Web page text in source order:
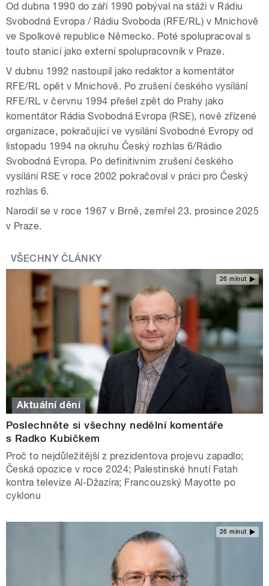
Od dubna 1990 do září 1990 pobýval na stáži v Rádiu
Svobodná Evropa / Rádiu Svoboda (RFE/RL) v Mnichově
ve Spolkové republice Německo. Poté spolupracoval s
touto stanicí jako externí spolupracovník v Praze.
V dubnu 1992 nastoupil jako redaktor a komentátor
RFE/RL opět v Mnichově. Po zrušení českého vysílání
RFE/RL v červnu 1994 přešel zpět do Prahy jako
komentátor Rádia Svobodná Evropa (RSE), nově zřízené
organizace, pokračující ve vysílání Svobodné Evropy od
listopadu 1994 na okruhu Český rozhlas 6/Rádio
Svobodná Evropa. Po definitivním zrušení českého
vysílání RSE v roce 2002 pokračoval v práci pro Český
rozhlas 6.
Narodil se v roce 1967 v Brně, zemřel 23. prosince 2025
v Praze.
VŠECHNY ČLÁNKY
26 minut
Aktuální dění
Poslechněte si všechny nedělní komentáře
s Radko Kubičkem
Proč to nejdůležitější z prezidentova projevu zapadlo;
Česká opozice v roce 2024; Palestinské hnutí Fatah
kontra televize Al-Džazíra; Francouzský Mayotte po
cyklonu
26 minut